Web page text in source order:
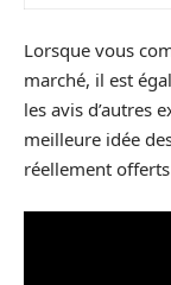
Lorsque vous
marché, il est
les avis d’autres
meilleure idée
réellement